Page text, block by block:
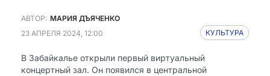
АВТОР: МАРИЯ ДЪЯЧЕНКО
23 АПРЕЛЯ 2024, 12:00
КУЛЬТУРА
В Забайкалье открыли первый виртуальный
концертный зал. Он появился в центральной